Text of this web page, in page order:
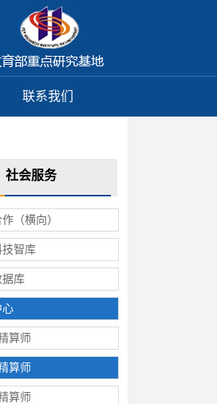
联系我们
社会服务
（横向）
智库
据库
心
算师
算师
算师